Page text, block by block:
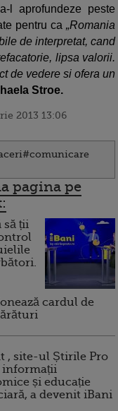
l aprofundeze peste
pentru ca „Romania
de interpretat, cand
lipsa valorii.
de vedere si ofera un
Stroe.
2013 13:06
#comunicare
pagina pe
să ții
cardul de
, site-ul Știrile Pro
informații
și educație
a devenit iBani